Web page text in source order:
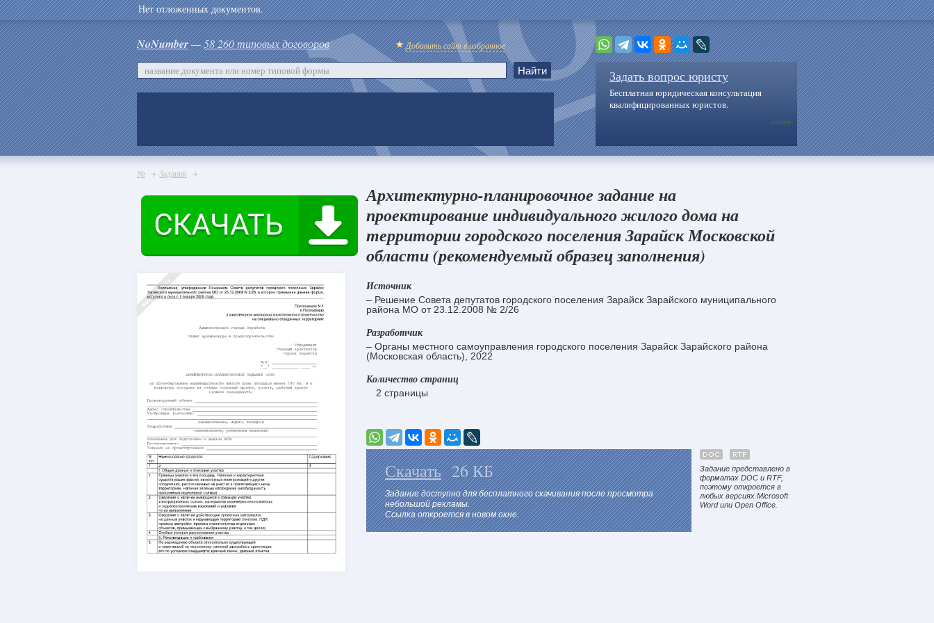
Нет отложенных документов.
NoNumber—58 260 типовых договоров Добавить сайт в избранное
Задать вопрос юристу
Бесплатная юридическая консультация
квалифицированных юристов.
online
№ Задания
Архитектурно-планировочное задание на
проектирование индивидуального жилого дома на
территории городского поселения Зарайск Московской
области (рекомендуемый образец заполнения)
Источник
– Решение Совета депутатов городского поселения Зарайск Зарайского муниципального
района МО от 23.12.2008 № 2/26
Разработчик
– Органы местного самоуправления городского поселения Зарайск Зарайского района
(Московская область), 2022
Количество страниц
2 страницы
Скачать 26 КБ
Задание доступно для бесплатного скачивания после просмотра
небольшой рекламы.
Ссылка откроется в новом окне.
Задание представлено в
форматах DOC и RTF,
поэтому откроется в
любых версиях Microsoft
Word или Open Office.